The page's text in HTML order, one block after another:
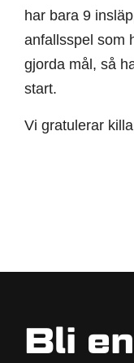
har bara 9
anfallsspel som
gjorda mål, så
start.
Vi gratulerar
Bli